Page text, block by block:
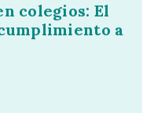
colegios: El
a